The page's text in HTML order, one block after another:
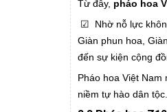
Từ đây, pháo hoa
☑ Nhờ nỗ lực
Giàn phun hoa,
đến sự kiện cộng
Pháo hoa Việt
niềm tự hào dân tộc.